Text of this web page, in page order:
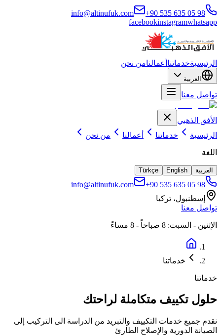
+90 535 635 05 98
info@altinufuk.com
facebookinstagramwhatsapp
الرئيسيةخدماتنا أعمالنامن نحن
العربية
تواصل معنا
الأفق الذهبي
الرئيسية
خدماتنا أعمالنا من نحن
اللغة
العربية English
Türkçe
+90 535 635 05 98
info@altinufuk.com
إسطنبول، تركيا
تواصل معنا
الإثنين - السبت: 8 صباحاً - 8 مساءً
خدماتنا
خدماتنا
حلول تكييف متكاملة لراحتك
نقدم جميع خدمات التكييف والتبريد من الدراسة الى التركيب إلى
الصيانة الدورية والإصلاح الطارئ